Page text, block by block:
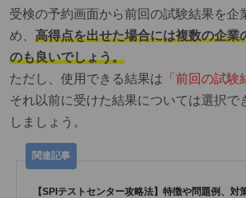
受検の予約画面から前回の試験結果を企
め、 高得点を出せた場合には複数の企業
のも良いでしょう。
ただし、使用できる結果は 「前回の試験
それ以前に受けた結果については選択で
しましょう。
【SPIテストセンター攻略法】特徴や問題例、対